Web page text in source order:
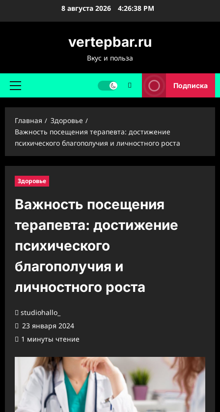
8 августа 2026 4:26:40 PM
vertepbar.ru
Вкус и польза
Основное
Подписка
Главная
Здоровье
Важность посещения терапевта: достижение
психического благополучия и личностного роста
Здоровье
Важность посещения
терапевта: достижение
психического
благополучия и
личностного роста
studiohallo_
23 января 2024
1 минуты чтение